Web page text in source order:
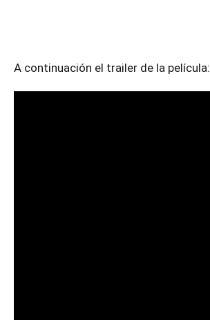
A continuación el trailer de la película: